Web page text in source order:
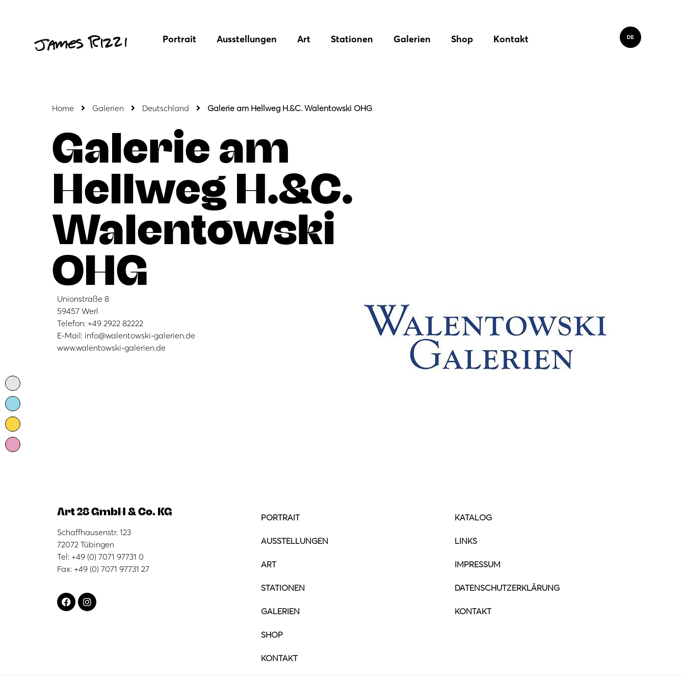
Portrait Ausstellungen Art Stationen Galerien Shop Kontakt
Home Galerien Deutschland Galerie am Hellweg H.&C. Walentowski OHG
Galerie am
Hellweg H.&C.
Walentowski
OHG
Unionstraße 8
59457 Werl
Telefon: +49 2922 82222
E-Mail: info@walentowski-galerien.de
www.walentowski-galerien.de
Art 28 GmbH & Co. KG
Schaffhausenstr. 123
72072 Tübingen
Tel: +49 (0) 7071 97731 0
Fax: +49 (0) 7071 97731 27
PORTRAIT
AUSSTELLUNGEN
ART
STATIONEN
GALERIEN
SHOP
KONTAKT
KATALOG
LINKS
IMPRESSUM
DATENSCHUTZERKLÄRUNG
KONTAKT